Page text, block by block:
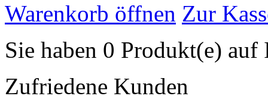
Warenkorb öffnen Zur
Sie haben 0 Produkt(e)
Zufriedene Kunden